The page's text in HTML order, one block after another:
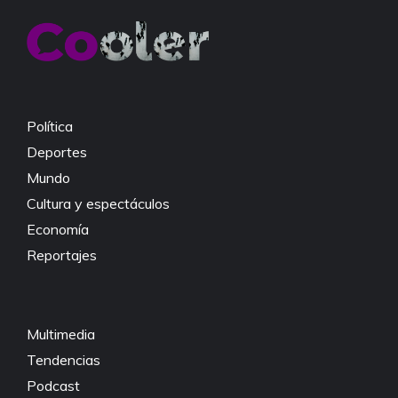
o
p n
Política
Deportes
Mundo
Cultura y espectáculos
Economía
Reportajes
Multimedia
Tendencias
Podcast